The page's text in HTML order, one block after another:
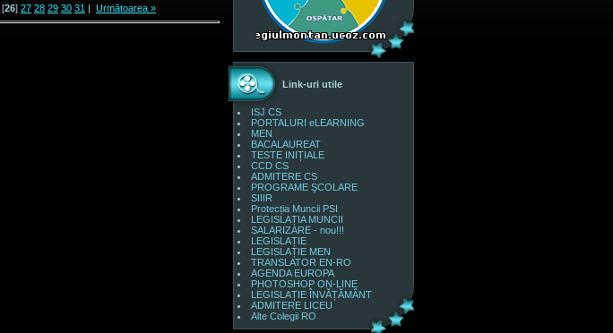
[26] 27 28 29 30 31 | Următoarea »
Link-uri utile
ISJ CS
PORTALURI eLEARNING
MEN
BACALAUREAT
TESTE INIȚIALE
CCD CS
ADMITERE CS
PROGRAME ŞCOLARE
SIIIR
Protecția Muncii PSI
LEGISLAȚIA MUNCII
SALARIZARE - nou!!!
LEGISLAȚIE
LEGISLAȚIE MEN
TRANSLATOR EN-RO
AGENDA EUROPA
PHOTOSHOP ON-LINE
LEGISLAȚIE ÎNVĂȚĂMÂNT
ADMITERE LICEU
Alte Colegii RO